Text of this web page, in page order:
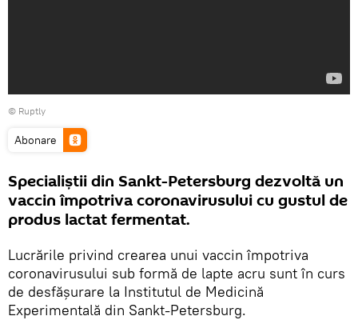
© Ruptly
Abonare
Specialiștii din Sankt-Petersburg dezvoltă un
vaccin împotriva coronavirusului cu gustul de
produs lactat fermentat.
Lucrările privind crearea unui vaccin împotriva
coronavirusului sub formă de lapte acru sunt în curs
de desfășurare la Institutul de Medicină
Experimentală din Sankt-Petersburg.